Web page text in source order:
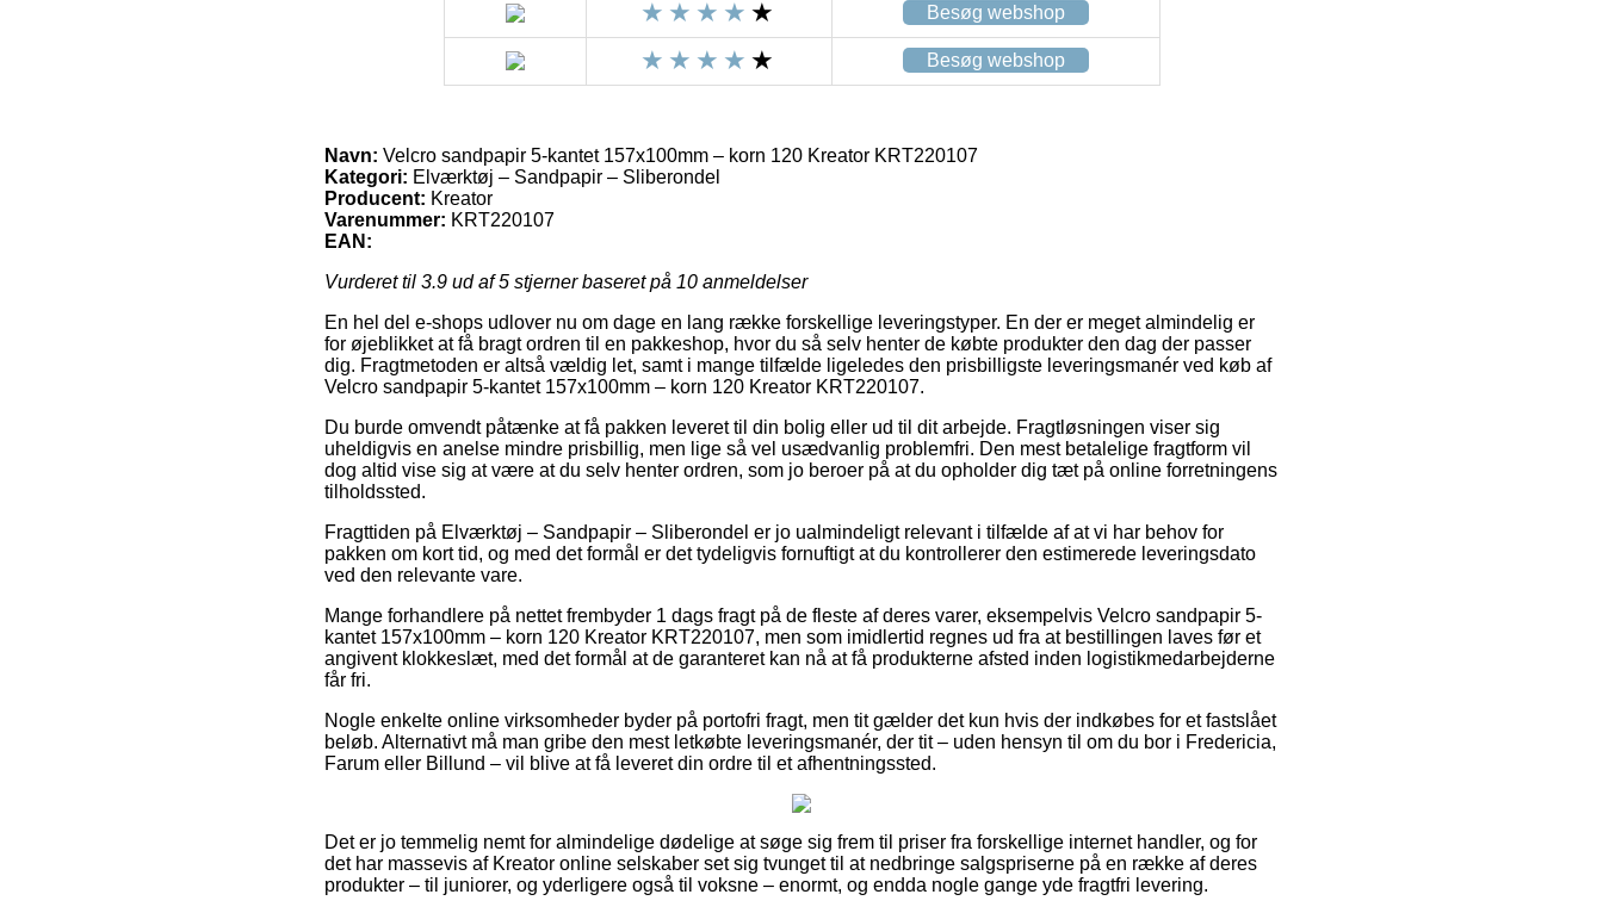
Besøg webshop
Besøg webshop
Navn: Velcro sandpapir 5-kantet 157x100mm – korn 120 Kreator KRT220107
Kategori: Elværktøj – Sandpapir – Sliberondel
Producent: Kreator
Varenummer: KRT220107
EAN:
Vurderet til 3.9 ud af 5 stjerner baseret på 10 anmeldelser
En hel del e-shops udlover nu om dage en lang række forskellige leveringstyper. En der er meget almindelig er
for øjeblikket at få bragt ordren til en pakkeshop, hvor du så selv henter de købte produkter den dag der passer
dig. Fragtmetoden er altså vældig let, samt i mange tilfælde ligeledes den prisbilligste leveringsmanér ved køb af
Velcro sandpapir 5-kantet 157x100mm – korn 120 Kreator KRT220107.
Du burde omvendt påtænke at få pakken leveret til din bolig eller ud til dit arbejde. Fragtløsningen viser sig
uheldigvis en anelse mindre prisbillig, men lige så vel usædvanlig problemfri. Den mest betalelige fragtform vil
dog altid vise sig at være at du selv henter ordren, som jo beroer på at du opholder dig tæt på online forretningens
tilholdssted.
Fragttiden på Elværktøj – Sandpapir – Sliberondel er jo ualmindeligt relevant i tilfælde af at vi har behov for
pakken om kort tid, og med det formål er det tydeligvis fornuftigt at du kontrollerer den estimerede leveringsdato
ved den relevante vare.
Mange forhandlere på nettet frembyder 1 dags fragt på de fleste af deres varer, eksempelvis Velcro sandpapir 5-
kantet 157x100mm – korn 120 Kreator KRT220107, men som imidlertid regnes ud fra at bestillingen laves før et
angivent klokkeslæt, med det formål at de garanteret kan nå at få produkterne afsted inden logistikmedarbejderne
får fri.
Nogle enkelte online virksomheder byder på portofri fragt, men tit gælder det kun hvis der indkøbes for et fastslået
beløb. Alternativt må man gribe den mest letkøbte leveringsmanér, der tit – uden hensyn til om du bor i Fredericia,
Farum eller Billund – vil blive at få leveret din ordre til et afhentningssted.
Det er jo temmelig nemt for almindelige dødelige at søge sig frem til priser fra forskellige internet handler, og for
det har massevis af Kreator online selskaber set sig tvunget til at nedbringe salgspriserne på en række af deres
produkter – til juniorer, og yderligere også til voksne – enormt, og endda nogle gange yde fragtfri levering.